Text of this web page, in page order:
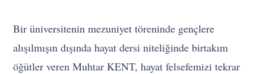
Bir üniversitenin mezuniyet töreninde gençlere
alışılmışın dışında hayat dersi niteliğinde birtakım
öğütler veren Muhtar KENT, hayat felsefemizi tekrar